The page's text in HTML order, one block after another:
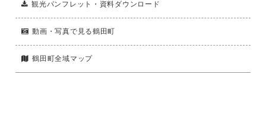
観光パンフレット・資料ダウンロード
動画・写真で見る鶴田町
鶴田町全域マップ